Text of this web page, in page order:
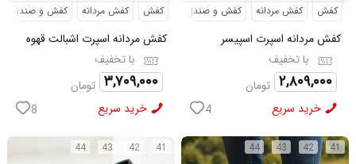
کفش کفش مردانه کفش و صندل
کفش مردانه اسپرت اشبالت قهوه
ای Saucony مدل 50786
با تخفیف
۳,۷۰۹,۰۰۰ تومان
خرید سریع
8
کفش کفش مردانه کفش و صندل
کفش مردانه اسپرت اسپیسر
50728
با تخفیف
۲,۸۰۹,۰۰۰ تومان
خرید سریع
4
41
42
43
44 41
42
43
44